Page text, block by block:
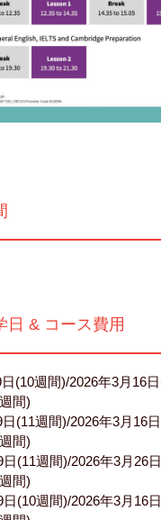
日 & コース費用
(10週間)/2026年3月16
間)
(11週間)/2026年3月16
間)
(11週間)/2026年3月26
間)
(10週間)/2026年3月16